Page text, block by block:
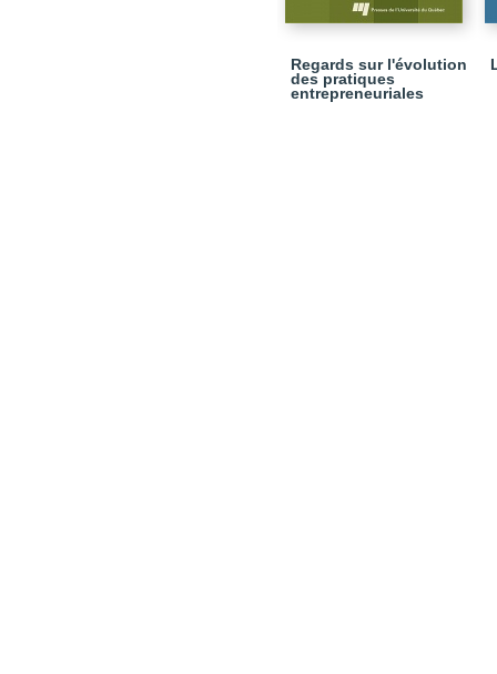
Regards sur l'évolution
des pratiques
entrepreneuriales